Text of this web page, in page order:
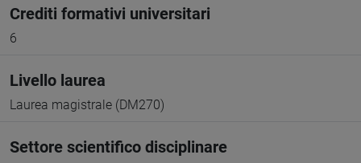
Crediti formativi universitari
6
Livello laurea
Laurea magistrale (DM270)
Settore scientifico disciplinare